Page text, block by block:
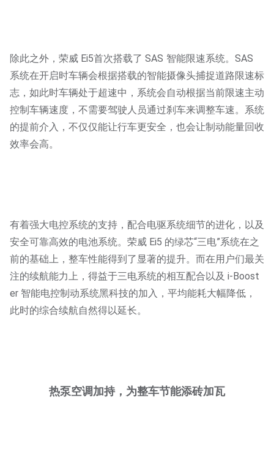
除此之外，荣威 Ei5首次搭载了 SAS 智能限速系统。SAS
系统在开启时车辆会根据搭载的智能摄像头捕捉道路限速标
志，如此时车辆处于超速中，系统会自动根据当前限速主动
控制车辆速度，不需要驾驶人员通过刹车来调整车速。系统
的提前介入，不仅仅能让行车更安全，也会让制动能量回收
效率会高。
有着强大电控系统的支持，配合电驱系统细节的进化，以及
安全可靠高效的电池系统。荣威 Ei5 的绿芯“三电”系统在之
前的基础上，整车性能得到了显著的提升。而在用户们最关
注的续航能力上，得益于三电系统的相互配合以及 i-Boost
er 智能电控制动系统黑科技的加入，平均能耗大幅降低，
此时的综合续航自然得以延长。
热泵空调加持，为整车节能添砖加瓦